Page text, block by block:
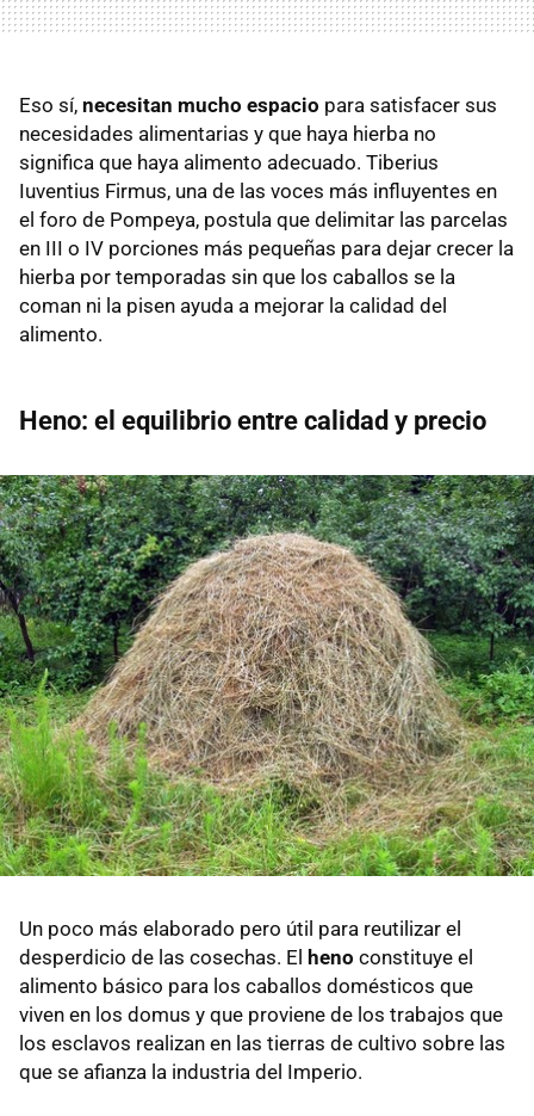
Eso sí, necesitan mucho espacio para satisfacer sus
necesidades alimentarias y que haya hierba no
significa que haya alimento adecuado. Tiberius
Iuventius Firmus, una de las voces más influyentes en
el foro de Pompeya, postula que delimitar las parcelas
en III o IV porciones más pequeñas para dejar crecer la
hierba por temporadas sin que los caballos se la
coman ni la pisen ayuda a mejorar la calidad del
alimento.
Heno: el equilibrio entre calidad y precio
Un poco más elaborado pero útil para reutilizar el
desperdicio de las cosechas. El heno constituye el
alimento básico para los caballos domésticos que
viven en los domus y que proviene de los trabajos que
los esclavos realizan en las tierras de cultivo sobre las
que se afianza la industria del Imperio.